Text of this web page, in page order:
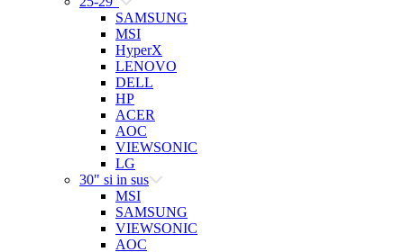
SAMSUNG
MSI
HyperX
LENOVO
DELL
HP
ACER
AOC
VIEWSONIC
LG
30" si in sus
MSI
SAMSUNG
VIEWSONIC
AOC